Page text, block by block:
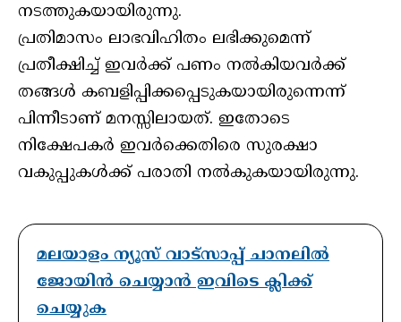
നടത്തുകയായിരുന്നു.
പ്രതിമാസം ലാഭവിഹിതം ലഭിക്കുമെന്ന്
പ്രതീക്ഷിച്ച് ഇവര്‍ക്ക് പണം നല്‍കിയവര്‍ക്ക്
തങ്ങള്‍ കബളിപ്പിക്കപ്പെടുകയായിരുന്നെന്ന്
പിന്നീടാണ് മനസ്സിലായത്. ഇതോടെ
നിക്ഷേപകര്‍ ഇവര്‍ക്കെതിരെ സുരക്ഷാ
വകുപ്പുകള്‍ക്ക് പരാതി നല്‍കുകയായിരുന്നു.
മലയാളം ന്യൂസ് വാട്സാപ്പ് ചാനലിൽ
ജോയിൻ ചെയ്യാൻ ഇവിടെ ക്ലിക്ക്
ചെയ്യുക